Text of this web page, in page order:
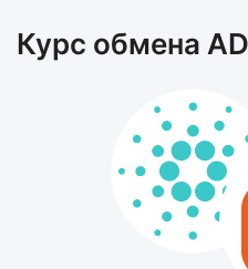
Курс обмена